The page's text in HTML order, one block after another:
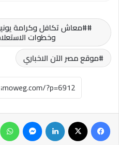
وخطوات
موقع مصر الآن الاخباري
فيسبوك لينكدإن ماسنجر